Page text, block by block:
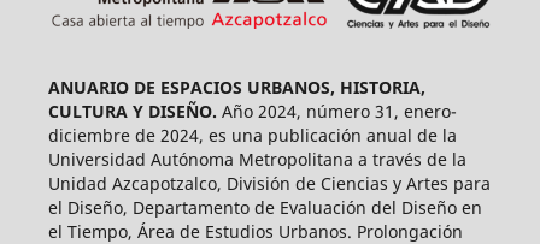
ANUARIO DE ESPACIOS URBANOS, HISTORIA,
CULTURA Y DISEÑO. Año 2024, número 31, enero-
diciembre de 2024, es una publicación anual de la
Universidad Autónoma Metropolitana a través de la
Unidad Azcapotzalco, División de Ciencias y Artes para
el Diseño, Departamento de Evaluación del Diseño en
el Tiempo, Área de Estudios Urbanos. Prolongación